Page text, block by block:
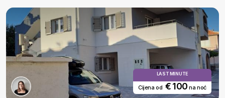
LAST MINUTE
Cijena od € 100na noć